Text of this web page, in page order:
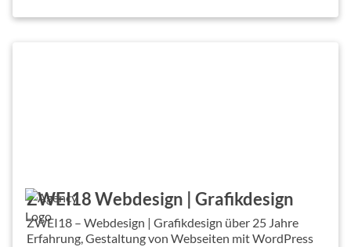
ZWEI18 Webdesign | Grafikdesign
ZWEI18 – Webdesign | Grafikdesign über 25 Jahre
Erfahrung, Gestaltung von Webseiten mit WordPress